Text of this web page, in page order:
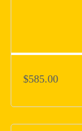
$585.00